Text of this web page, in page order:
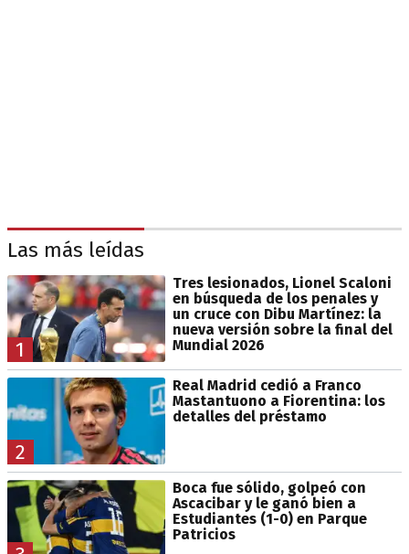
Las más leídas
1
Tres lesionados, Lionel Scaloni
en búsqueda de los penales y
un cruce con Dibu Martínez: la
nueva versión sobre la final del
Mundial 2026
2
Real Madrid cedió a Franco
Mastantuono a Fiorentina: los
detalles del préstamo
Boca fue sólido, golpeó con
Ascacibar y le ganó bien a
Estudiantes (1-0) en Parque
Patricios